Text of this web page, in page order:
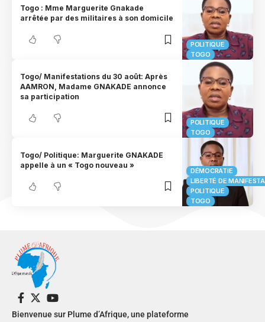
POLITIQUE
TOGO
Togo : Mme Marguerite Gnakade
arrêtée par des militaires à son domicile
POLITIQUE
TOGO
Togo/ Manifestations du 30 août: Après
AAMRON, Madame GNAKADE annonce
sa participation
DÉMOCRATIE
LIBERTÉ DE
POLITIQUE
TOGO
Togo/ Politique: Marguerite GNAKADE
appelle à un « Togo nouveau »
Bienvenue sur Plume d’Afrique, une plateforme